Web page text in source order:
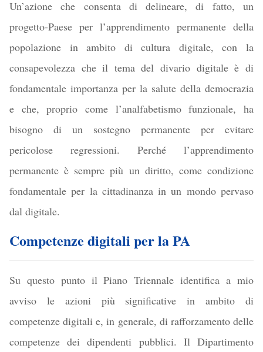
Un’azione che consenta di delineare, di fatto, un
progetto-Paese per l’apprendimento permanente della
popolazione in ambito di cultura digitale, con la
consapevolezza che il tema del divario digitale è di
fondamentale importanza per la salute della democrazia
e che, proprio come l’analfabetismo funzionale, ha
bisogno di un sostegno permanente per evitare
pericolose regressioni. Perché l’apprendimento
permanente è sempre più un diritto, come condizione
fondamentale per la cittadinanza in un mondo pervaso
dal digitale.
Competenze digitali per la PA
Su questo punto il Piano Triennale identifica a mio
avviso le azioni più significative in ambito di
competenze digitali e, in generale, di rafforzamento delle
competenze dei dipendenti pubblici. Il Dipartimento